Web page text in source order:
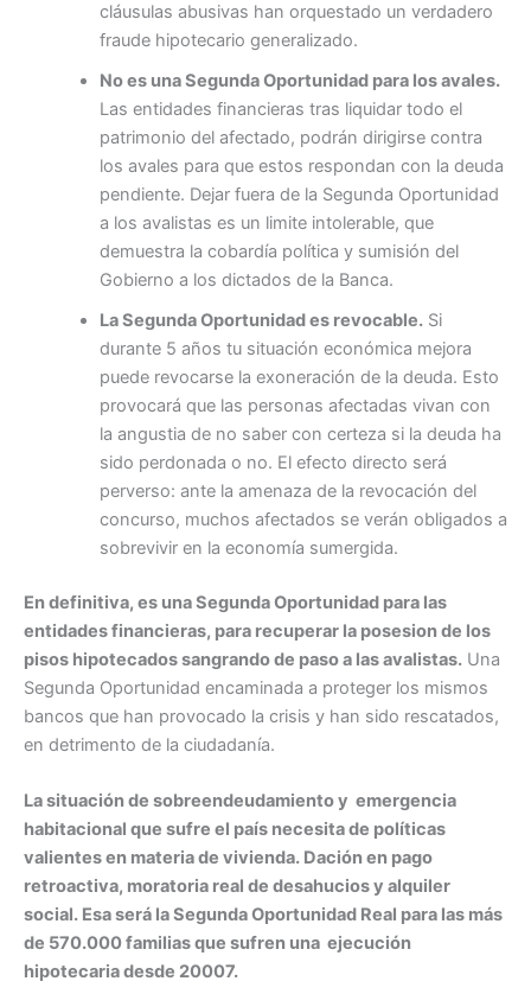
cláusulas abusivas han orquestado un verdadero
fraude hipotecario generalizado.
No es una Segunda Oportunidad para los avales.
Las entidades financieras tras liquidar todo el
patrimonio del afectado, podrán dirigirse contra
los avales para que estos respondan con la deuda
pendiente. Dejar fuera de la Segunda Oportunidad
a los avalistas es un limite intolerable, que
demuestra la cobardía política y sumisión del
Gobierno a los dictados de la Banca.
La Segunda Oportunidad es revocable.Si
durante 5 años tu situación económica mejora
puede revocarse la exoneración de la deuda. Esto
provocará que las personas afectadas vivan con
la angustia de no saber con certeza si la deuda ha
sido perdonada o no. El efecto directo será
perverso: ante la amenaza de la revocación del
concurso, muchos afectados se verán obligados a
sobrevivir en la economía sumergida.
En definitiva, es una Segunda Oportunidad para las
entidades financieras, para recuperar la posesion de los
pisos hipotecados sangrando de paso a las avalistas. Una
Segunda Oportunidad encaminada a proteger los mismos
bancos que han provocado la crisis y han sido rescatados,
en detrimento de la ciudadanía.
La situación de sobreendeudamiento y emergencia
habitacional que sufre el país necesita de políticas
valientes en materia de vivienda. Dación en pago
retroactiva, moratoria real de desahucios y alquiler
social. Esa será la Segunda Oportunidad Real para las más
de 570.000 familias que sufren una ejecución
hipotecaria desde 20007.